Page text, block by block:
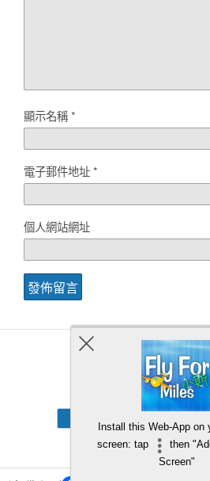
顯示名稱*
電子郵件地址*
個人網站網址
Back to top
Install this Web-App on
screen: tap
then
Screen"